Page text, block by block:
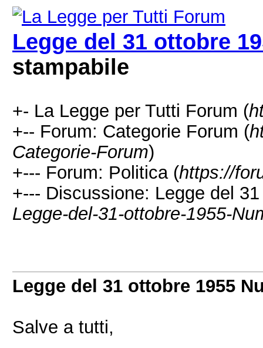
Legge del 31 ottobre
stampabile
+- La Legge per Tutti Forum (
+-- Forum: Categorie Forum (
Categorie-Forum)
+--- Forum: Politica (https://
+--- Discussione: Legge del
Legge-del-31-ottobre-1955-
Legge del 31 ottobre 1955
Salve a tutti,